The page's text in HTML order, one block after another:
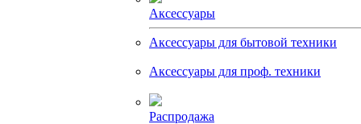
Аксессуары
Аксессуары для бытовой техники
Аксессуары для проф. техники
Распродажа